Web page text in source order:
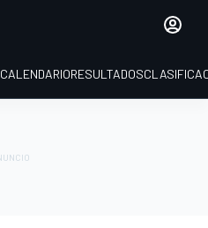
CALENDARIORESULTADOS